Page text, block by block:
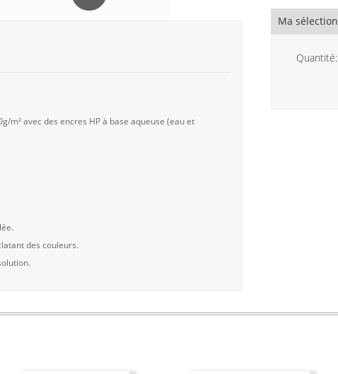
m² avec des encres HP à base aqueuse (eau et
des couleurs.
Ma sélection
Quantité: